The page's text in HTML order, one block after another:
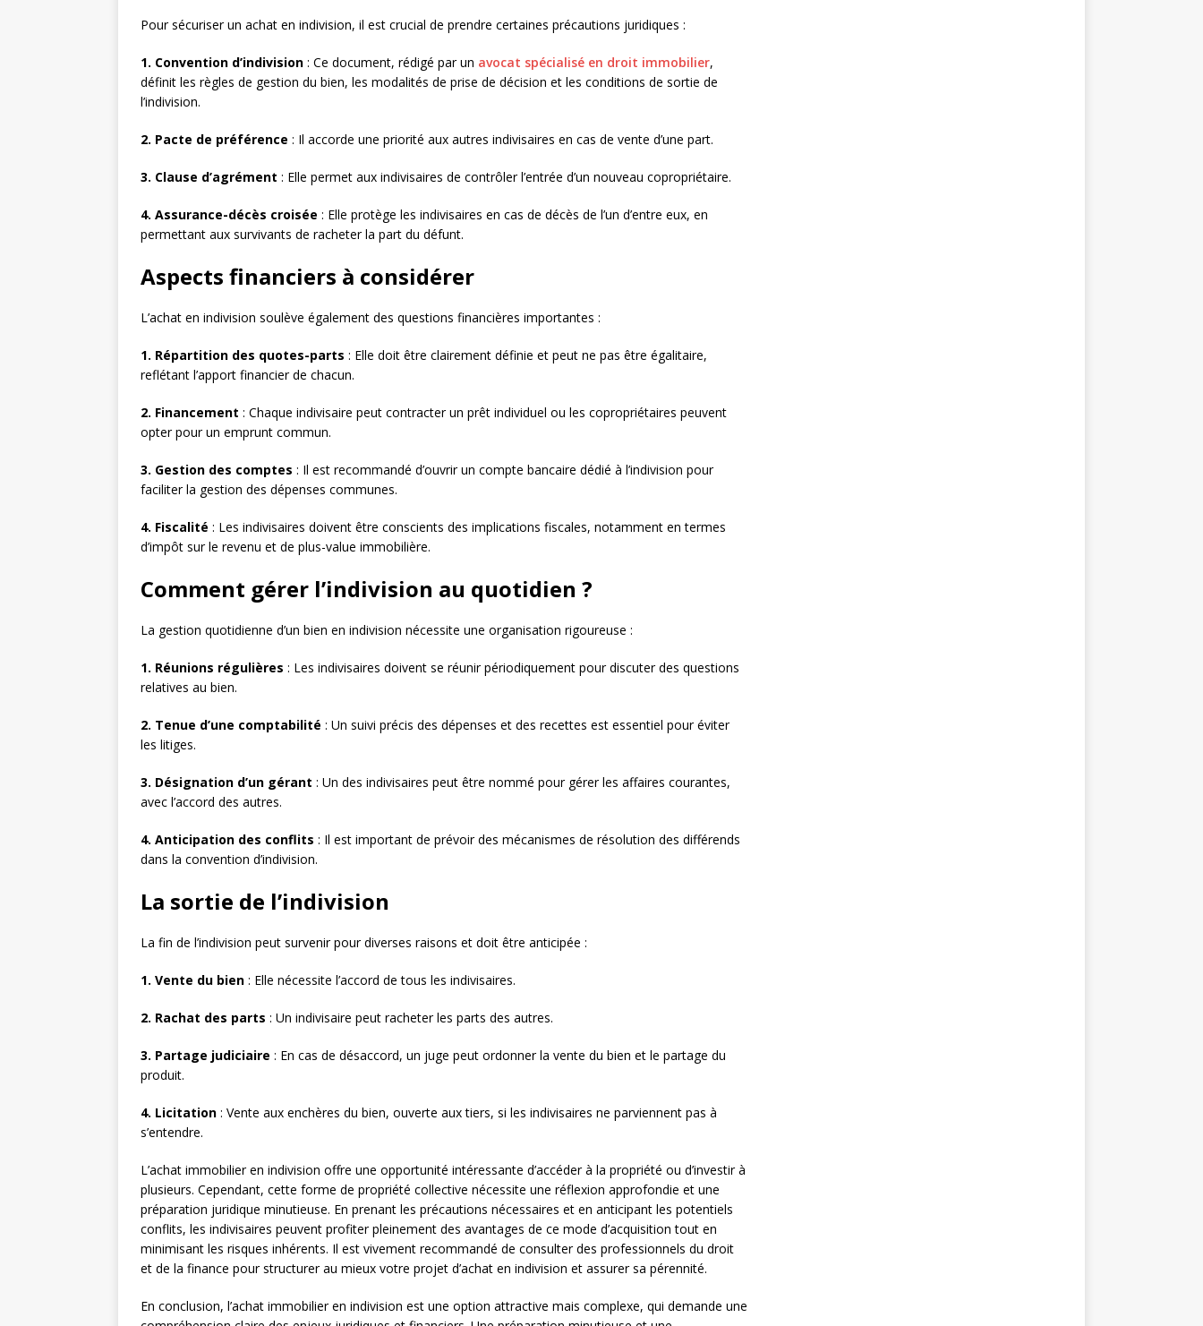
Pour sécuriser un achat en indivision, il est crucial de prendre certaines précautions juridiques :
1. Convention d’indivision : Ce document, rédigé par un avocat spécialisé en droit immobilier,
définit les règles de gestion du bien, les modalités de prise de décision et les conditions de sortie de
l’indivision.
2. Pacte de préférence : Il accorde une priorité aux autres indivisaires en cas de vente d’une part.
3. Clause d’agrément : Elle permet aux indivisaires de contrôler l’entrée d’un nouveau copropriétaire.
4. Assurance-décès croisée : Elle protège les indivisaires en cas de décès de l’un d’entre eux, en
permettant aux survivants de racheter la part du défunt.
Aspects financiers à considérer
L’achat en indivision soulève également des questions financières importantes :
1. Répartition des quotes-parts : Elle doit être clairement définie et peut ne pas être égalitaire,
reflétant l’apport financier de chacun.
2. Financement : Chaque indivisaire peut contracter un prêt individuel ou les copropriétaires peuvent
opter pour un emprunt commun.
3. Gestion des comptes : Il est recommandé d’ouvrir un compte bancaire dédié à l’indivision pour
faciliter la gestion des dépenses communes.
4. Fiscalité : Les indivisaires doivent être conscients des implications fiscales, notamment en termes
d’impôt sur le revenu et de plus-value immobilière.
Comment gérer l’indivision au quotidien ?
La gestion quotidienne d’un bien en indivision nécessite une organisation rigoureuse :
1. Réunions régulières : Les indivisaires doivent se réunir périodiquement pour discuter des questions
relatives au bien.
2. Tenue d’une comptabilité : Un suivi précis des dépenses et des recettes est essentiel pour éviter
les litiges.
3. Désignation d’un gérant : Un des indivisaires peut être nommé pour gérer les affaires courantes,
avec l’accord des autres.
4. Anticipation des conflits : Il est important de prévoir des mécanismes de résolution des différends
dans la convention d’indivision.
La sortie de l’indivision
La fin de l’indivision peut survenir pour diverses raisons et doit être anticipée :
1. Vente du bien : Elle nécessite l’accord de tous les indivisaires.
2. Rachat des parts : Un indivisaire peut racheter les parts des autres.
3. Partage judiciaire : En cas de désaccord, un juge peut ordonner la vente du bien et le partage du
produit.
4. Licitation : Vente aux enchères du bien, ouverte aux tiers, si les indivisaires ne parviennent pas à
s’entendre.
L’achat immobilier en indivision offre une opportunité intéressante d’accéder à la propriété ou d’investir à
plusieurs. Cependant, cette forme de propriété collective nécessite une réflexion approfondie et une
préparation juridique minutieuse. En prenant les précautions nécessaires et en anticipant les potentiels
conflits, les indivisaires peuvent profiter pleinement des avantages de ce mode d’acquisition tout en
minimisant les risques inhérents. Il est vivement recommandé de consulter des professionnels du droit
et de la finance pour structurer au mieux votre projet d’achat en indivision et assurer sa pérennité.
En conclusion, l’achat immobilier en indivision est une option attractive mais complexe, qui demande une